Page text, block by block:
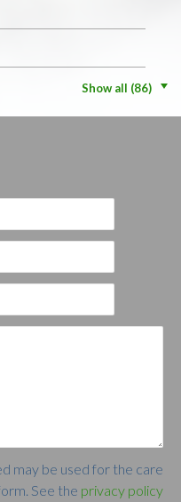
Show all (86)
may be used for the care
See the privacy policy